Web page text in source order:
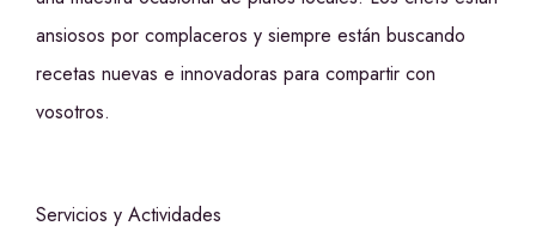
ansiosos por complaceros y siempre están buscando
recetas nuevas e innovadoras para compartir con
vosotros.
Servicios y Actividades